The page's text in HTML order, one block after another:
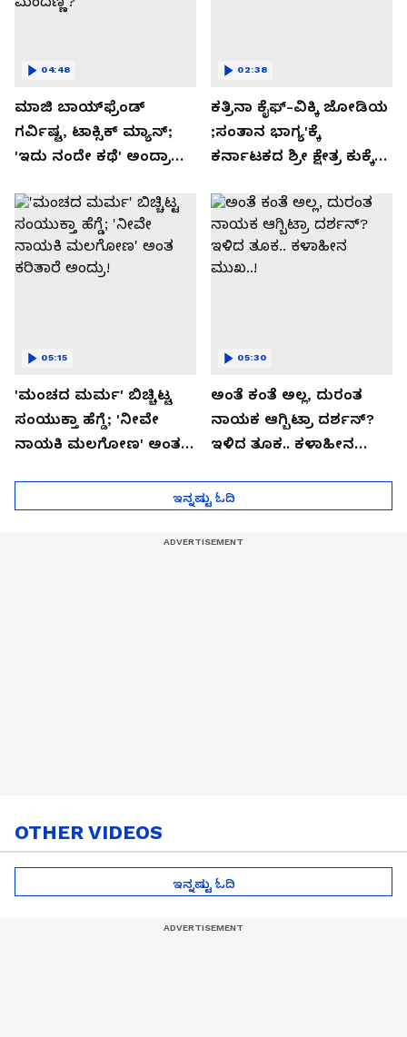
ಮಾಜಿ ಬಾಯ್‌ಫ್ರೆಂಡ್
ಗರ್ವಿಷ್ಟ, ಟಾಕ್ಸಿಕ್ ಮ್ಯಾನ್;
'ಇದು ನಂದೇ ಕಥೆ' ಅಂದ್ರಾ
ಮಂದಣ್ಣ?
04:48
ಕತ್ರಿನಾ ಕೈಫ್-ವಿಕ್ಕಿ ಜೋಡಿಯ
;ಸಂತಾನ ಭಾಗ್ಯ'ಕ್ಕೆ
ಕರ್ನಾಟಕದ ಶ್ರೀ ಕ್ಷೇತ್ರ ಕುಕ್ಕೆ
02:38
'ಮಂಚದ ಮರ್ಮ' ಬಿಚ್ಚಿಟ್ಟ
ಸಂಯುಕ್ತಾ ಹೆಗ್ಡೆ; 'ನೀವೇ
ನಾಯಕಿ ಮಲಗೋಣ' ಅಂತ
05:15
ಅಂತೆ ಕಂತೆ ಅಲ್ಲ, ದುರಂತ
ನಾಯಕ ಆಗ್ಬಿಟ್ರಾ ದರ್ಶನ್?
ಇಳಿದ ತೂಕ.. ಕಳಾಹೀನ
05:30
ಇನ್ನಷ್ಟು ಓದಿ
OTHER VIDEOS
ಇನ್ನಷ್ಟು ಓದಿ